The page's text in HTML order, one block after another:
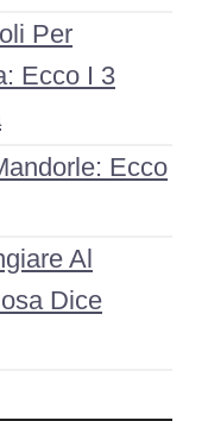
Per
Ecco I 3
Ecco
Al
Dice